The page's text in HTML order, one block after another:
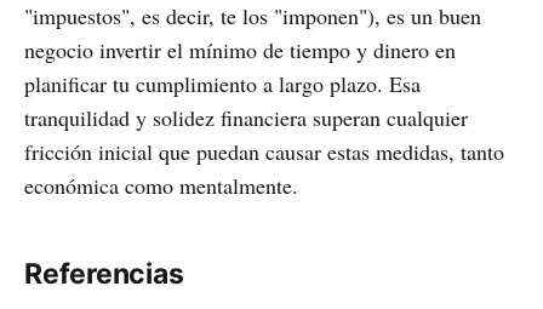
"impuestos", es decir, te los "imponen"), es un buen
negocio invertir el mínimo de tiempo y dinero en
planificar tu cumplimiento a largo plazo. Esa
tranquilidad y solidez financiera superan cualquier
fricción inicial que puedan causar estas medidas, tanto
económica como mentalmente.
Referencias